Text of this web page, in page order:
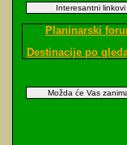
Interesantni linkovi
Planinarski
Destinacije po
Možda će Vas